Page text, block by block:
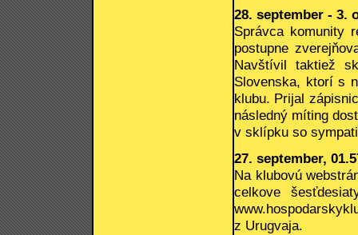
28. september - 3.
Správca komunity
postupne
Navštívil taktiež
Slovenska, ktorí s
klubu. Prijal
následný míting
v sklípku so
27. september,
Na klubovú
celkove
z Urugvaja.